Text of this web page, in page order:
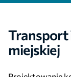
Transport
miejskiej